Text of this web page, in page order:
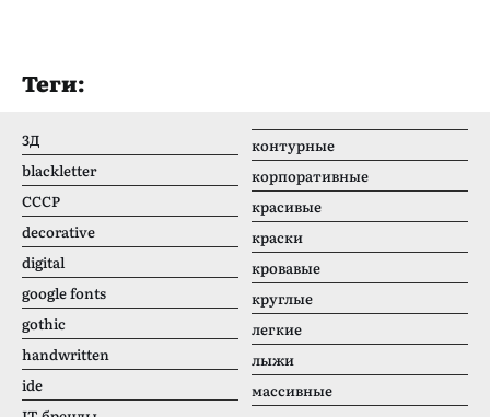
Теги:
3Д
blackletter
CCCР
decorative
digital
google fonts
gothic
handwritten
ide
контурные
корпоративные
красивые
краски
кровавые
круглые
легкие
лыжи
массивные